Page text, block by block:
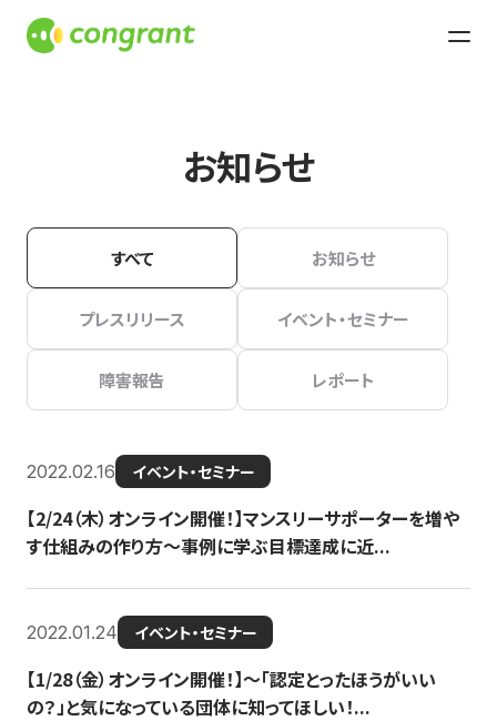
お知らせ
すべて お知らせ
プレスリリース イベント・セミナー
障害報告 レポート
2022.02.16 イベント・セミナー
【2/24（木）オンライン開催！】マンスリーサポーターを増や
す仕組みの作り方〜事例に学ぶ目標達成に近...
2022.01.24 イベント・セミナー
【1/28（金）オンライン開催！】〜「認定とったほうがいい
の？」と気になっている団体に知ってほしい！...